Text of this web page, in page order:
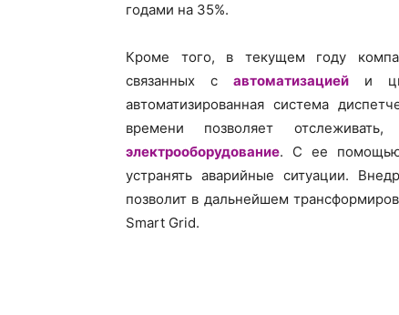
годами на 35%.
Кроме того, в текущем году
связанных с автоматизацией и
автоматизированная система
времени позволяет
электрооборудование. С ее помощью
устранять аварийные ситуации.
позволит в дальнейшем
Smart Grid.